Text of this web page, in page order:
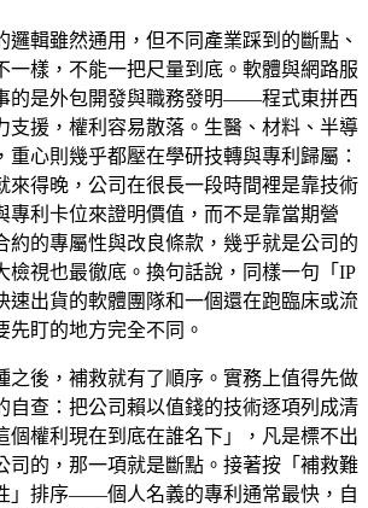
邏輯雖然通用，但不同產業踩到的斷點、
一樣，不能一把尺量到底。軟體與網路服
的是外包開發與職務發明——程式東拼西
支援，權利容易散落。生醫、材料、半導
重心則幾乎都壓在學研技轉與專利歸屬：
來得晚，公司在很長一段時間裡是靠技術
專利卡位來證明價值，而不是靠當期營
約的專屬性與改良條款，幾乎就是公司的
檢視也最徹底。換句話說，同樣一句「IP
速出貨的軟體團隊和一個還在跑臨床或流
先盯的地方完全不同。
之後，補救就有了順序。實務上值得先做
自查：把公司賴以值錢的技術逐項列成清
個權利現在到底在誰名下」，凡是標不出
司的，那一項就是斷點。接著按「補救難
」排序——個人名義的專利通常最快，自